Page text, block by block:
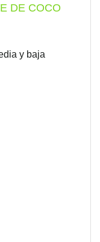
DE COCO
y baja